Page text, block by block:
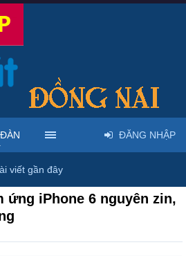
– Bất động sản
ứng iPhone 6 nguyên zin,
viết gần đây
ĐĂNG NHẬP